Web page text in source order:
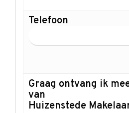
Telefoon
Graag ontvang ik
van
Huizenstede